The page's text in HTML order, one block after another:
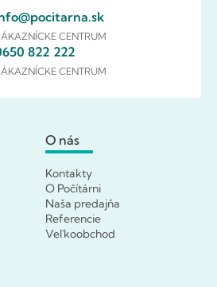
CENTRUM
822 222
CENTRUM
O nás
Kontakty
O Počítárni
Naša predajňa
Referencie
Veľkoobchod